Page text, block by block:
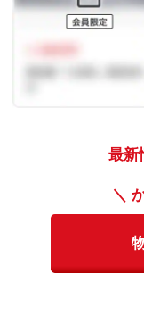
最新
＼